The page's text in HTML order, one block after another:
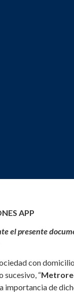
APP
el presente
con
sucesivo, “
importancia de